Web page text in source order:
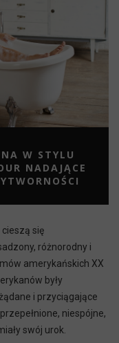
W STYLU
NADAJĄCE
się
różnorodny i
amerykańskich XX
były
i przyciągające
niespójne,
swój urok.